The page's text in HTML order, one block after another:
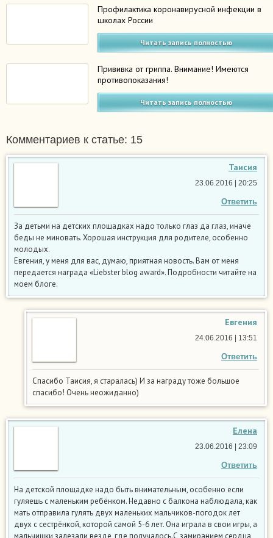
Профилактика коронавирусной инфекции в
школах России
Читать запись полностью
Прививка от гриппа. Внимание! Имеются
противопоказания!
Читать запись полностью
Комментариев к статье: 15
Таисия
Ответить
23.06.2016 | 20:25
За детьми на детских площадках надо только глаз да глаз, иначе
беды не миновать. Хорошая инструкция для родителе, особенно
молодых.
Евгения, у меня для вас, думаю, приятная новость. Вам от меня
передается награда «Liebster blog award». Подробности читайте на
моем блоге.
Евгения
Ответить
24.06.2016 | 13:51
Спасибо Таисия, я старалась) И за награду тоже большое
спасибо! Очень неожиданно)
Елена
Ответить
23.06.2016 | 23:09
На детской площадке надо быть внимательным, особенно если
гуляешь с маленьким ребёнком. Недавно с балкона наблюдала, как
мать отправила гулять двух маленьких мальчиков-погодок лет
двух с сестрёнкой, которой самой 5-6 лет. Она играла в свои игры, а
мальчишки залезали везде, где получалось.С замиранием сердца